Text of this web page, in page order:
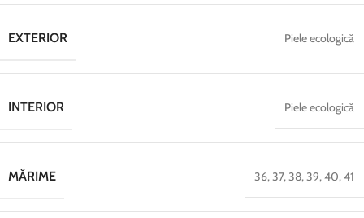
EXTERIOR Piele ecologică
INTERIOR Piele ecologică
MĂRIME 36,37,38,39,40,41